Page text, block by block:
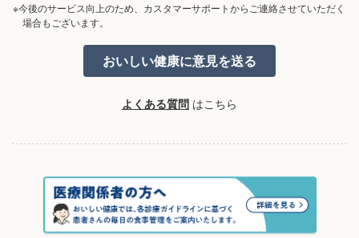
※今後のサービス向上のため、カスタマーサポートからご連絡させていただく
場合もございます。
よくある質問 はこちら